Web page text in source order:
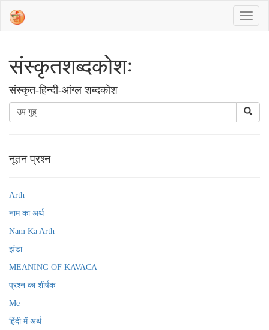
संस्‍कृतशब्‍दकोशः
संस्‍कृत-हिन्दी-आंग्ल शब्दकोश
नूतन प्रश्न
Arth
नाम का अर्थ
Nam Ka Arth
झंडा
MEANING OF KAVACA
प्रश्न का शीर्षक
Me
हिंदी में अर्थ